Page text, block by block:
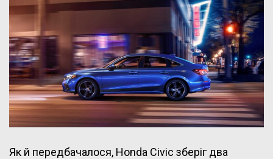
Як й передбачалося, Honda Civic зберіг два